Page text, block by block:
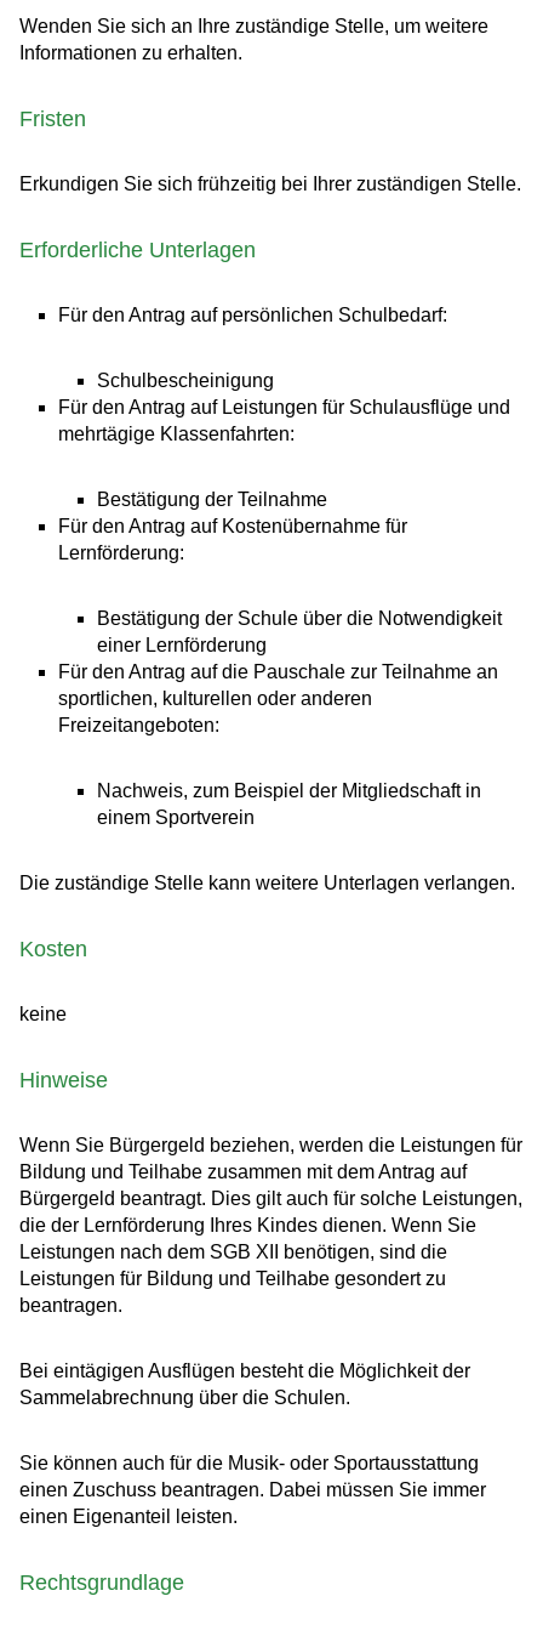
Wenden Sie sich an Ihre zuständige Stelle, um weitere
Informationen zu erhalten.
Fristen
Erkundigen Sie sich frühzeitig bei Ihrer zuständigen Stelle.
Erforderliche Unterlagen
Für den Antrag auf persönlichen Schulbedarf:
Schulbescheinigung
Für den Antrag auf Leistungen für Schulausflüge und
mehrtägige Klassenfahrten:
Bestätigung der Teilnahme
Für den Antrag auf Kostenübernahme für
Lernförderung:
Bestätigung der Schule über die Notwendigkeit
einer Lernförderung
Für den Antrag auf die Pauschale zur Teilnahme an
sportlichen, kulturellen oder anderen
Freizeitangeboten:
Nachweis, zum Beispiel der Mitgliedschaft in
einem Sportverein
Die zuständige Stelle kann weitere Unterlagen verlangen.
Kosten
keine
Hinweise
Wenn Sie Bürgergeld beziehen, werden die Leistungen für
Bildung und Teilhabe zusammen mit dem Antrag auf
Bürgergeld beantragt. Dies gilt auch für solche Leistungen,
die der Lernförderung Ihres Kindes dienen. Wenn Sie
Leistungen nach dem SGB XII benötigen, sind die
Leistungen für Bildung und Teilhabe gesondert zu
beantragen.
Bei eintägigen Ausflügen besteht die Möglichkeit der
Sammelabrechnung über die Schulen.
Sie können auch für die Musik- oder Sportausstattung
einen Zuschuss beantragen. Dabei müssen Sie immer
einen Eigenanteil leisten.
Rechtsgrundlage